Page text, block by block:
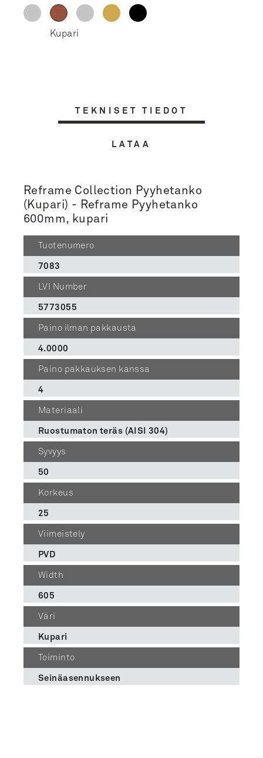
TEKNISET TIEDOT
LATAA
Reframe Collection Pyyhetanko
(Kupari) - Reframe Pyyhetanko
600mm, kupari
Tuotenumero
7083
LVI Number
5773055
Paino ilman pakkausta
4.0000
Paino pakkauksen kanssa
4
Materiaali
Ruostumaton teräs (AISI 304)
Syvyys
50
Korkeus
25
Viimeistely
PVD
Width
605
Väri
Kupari
Toiminto
Seinäasennukseen